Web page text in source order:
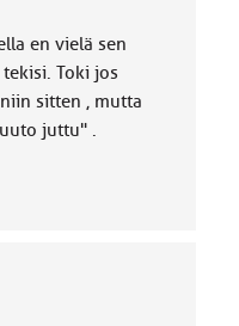
en vielä sen
Toki jos
sitten , mutta
juttu" .